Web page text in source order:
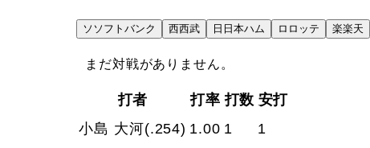
ソ ソフトバンク 西西武 日 日本ハム ロ ロッテ 楽楽天
まだ対戦がありません。
打者 打率 打数 安打
小島 大河(.254) 1.00 1
1